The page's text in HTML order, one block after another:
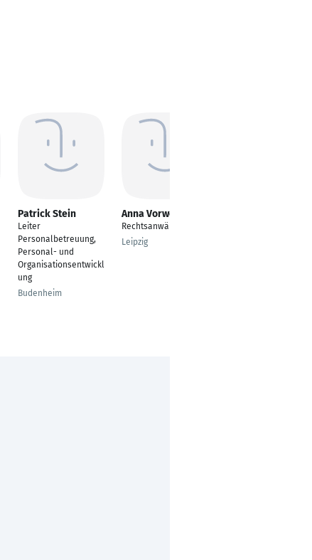
Patrick Stein
Leiter
Personalbetreuung,
Personal- und
Organisationsentwickl
ung
Budenheim
Anna Vorwerg
Rechtsanwältin
Leipzig